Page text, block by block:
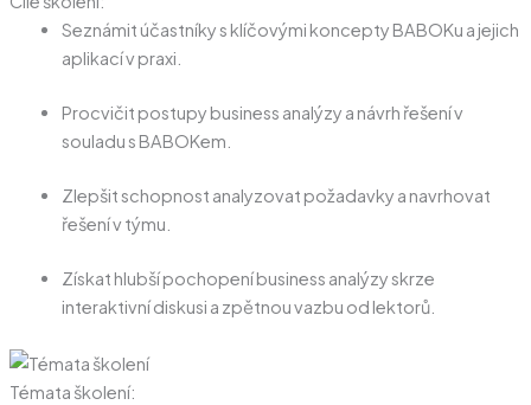
Seznámit účastníky s klíčovými koncepty BABOKu a jejich
aplikací v praxi.
Procvičit postupy business analýzy a návrh řešení v
souladu s BABOKem.
Zlepšit schopnost analyzovat požadavky a navrhovat
řešení v týmu.
Získat hlubší pochopení business analýzy skrze
interaktivní diskusi a zpětnou vazbu od lektorů.
Témata školení: